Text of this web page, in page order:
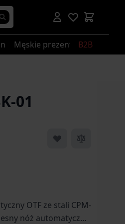
Męskie prezenty B2B
01
OTF ze stali CPM-